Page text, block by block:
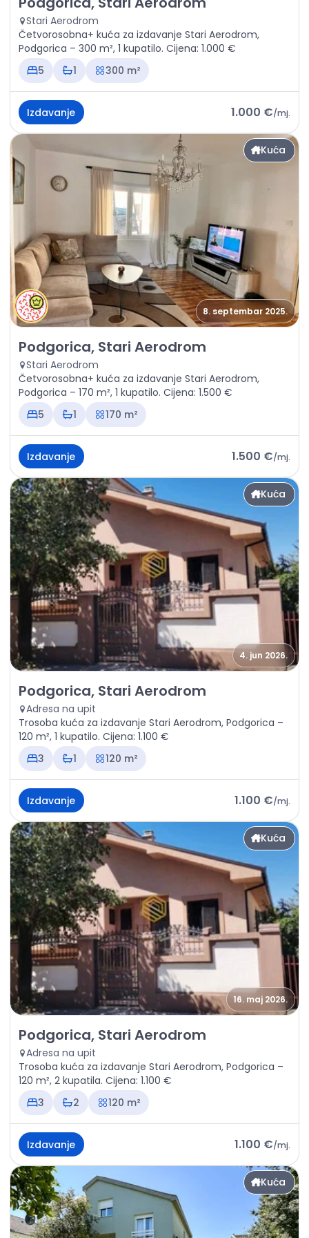
Stari Aerodrom
Četvorosobna+ kuća za izdavanje Stari Aerodrom,
Podgorica – 300 m², 1 kupatilo. Cijena: 1.000 €
5
1 300 m²
Izdavanje 1.000 €/mj.
Kuća
8. septembar 2025.
Izdavanje - Kuća Podgorica, Stari Aerodrom
Podgorica, Stari Aerodrom
Stari Aerodrom
Četvorosobna+ kuća za izdavanje Stari Aerodrom,
Podgorica – 170 m², 1 kupatilo. Cijena: 1.500 €
5
1 170 m²
Izdavanje 1.500 €/mj.
Kuća
4. jun 2026.
Izdavanje - Kuća Podgorica, Stari Aerodrom
Podgorica, Stari Aerodrom
Adresa na upit
Trosoba kuća za izdavanje Stari Aerodrom, Podgorica –
120 m², 1 kupatilo. Cijena: 1.100 €
3
1 120 m²
Izdavanje 1.100 €/mj.
Kuća
16. maj 2026.
Izdavanje - Kuća Podgorica, Stari Aerodrom
Podgorica, Stari Aerodrom
Adresa na upit
Trosoba kuća za izdavanje Stari Aerodrom, Podgorica –
120 m², 2 kupatila. Cijena: 1.100 €
3
2 120 m²
Izdavanje 1.100 €/mj.
Kuća